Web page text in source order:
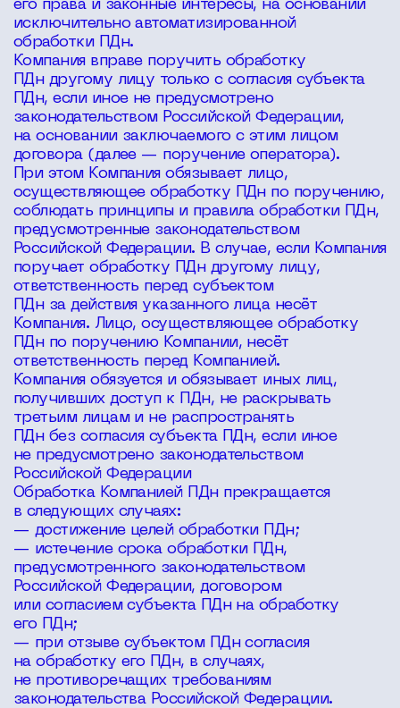
его права и законные интересы, на основании
исключительно автоматизированной
обработки ПДн.
Компания вправе поручить обработку
ПДн другому лицу только с согласия субъекта
ПДн, если иное не предусмотрено
законодательством Российской Федерации,
на основании заключаемого с этим лицом
договора (далее — поручение оператора).
При этом Компания обязывает лицо,
осуществляющее обработку ПДн по поручению,
соблюдать принципы и правила обработки ПДн,
предусмотренные законодательством
Российской Федерации. В случае, если Компания
поручает обработку ПДн другому лицу,
ответственность перед субъектом
ПДн за действия указанного лица несёт
Компания. Лицо, осуществляющее обработку
ПДн по поручению Компании, несёт
ответственность перед Компанией.
Компания обязуется и обязывает иных лиц,
получивших доступ к ПДн, не раскрывать
третьим лицам и не распространять
ПДн без согласия субъекта ПДн, если иное
не предусмотрено законодательством
Российской Федерации
Обработка Компанией ПДн прекращается
в следующих случаях:
— достижение целей обработки ПДн;
— истечение срока обработки ПДн,
предусмотренного законодательством
Российской Федерации, договором
или согласием субъекта ПДн на обработку
его ПДн;
— при отзыве субъектом ПДн согласия
на обработку его ПДн, в случаях,
не противоречащих требованиям
законодательства Российской Федерации.